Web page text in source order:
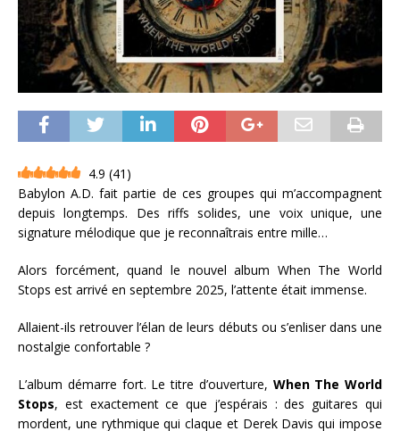
4.9 (41 )
Babylon A.D. fait partie de ces groupes qui m’accompagnent
depuis longtemps. Des riffs solides, une voix unique, une
signature mélodique que je reconnaîtrais entre mille…
Alors forcément, quand le nouvel album When The World
Stops est arrivé en septembre 2025, l’attente était immense.
Allaient-ils retrouver l’élan de leurs débuts ou s’enliser dans une
nostalgie confortable ?
L’album démarre fort. Le titre d’ouverture, When The World
Stops, est exactement ce que j’espérais : des guitares qui
mordent, une rythmique qui claque et Derek Davis qui impose